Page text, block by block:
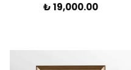
₺ 19,000.00